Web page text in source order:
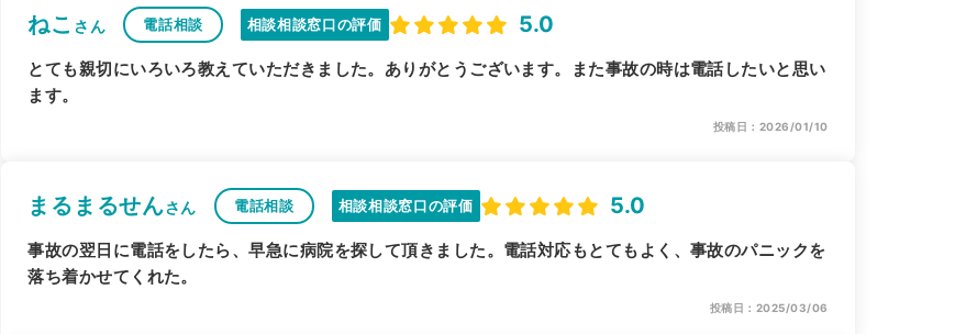
ねこ さん 電話相談 相談相談窓口の評価 5.0
とても親切にいろいろ教えていただきました。ありがとうございます。また事故の時は電話したいと思い
ます。
投稿日：2026/01/10
まるまるせんさん 電話相談 相談相談窓口の評価 5.0
事故の翌日に電話をしたら、早急に病院を探して頂きました。電話対応もとてもよく、事故のパニックを
落ち着かせてくれた。
投稿日：2025/03/06